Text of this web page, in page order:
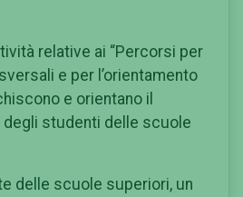
relative ai “Percorsi per
e per l’orientamento
e orientano il
studenti delle scuole
delle scuole superiori, un